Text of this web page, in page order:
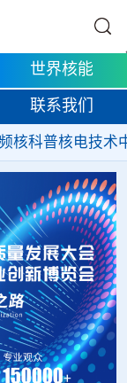
世界核能
联系我们
核科普核电技术